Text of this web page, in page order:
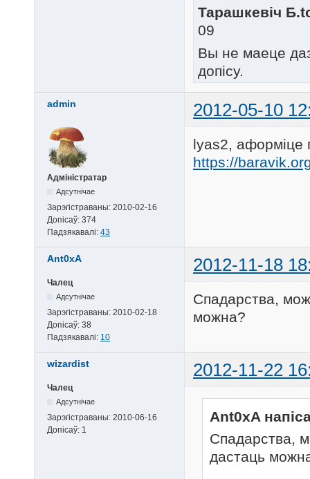
Тарашкевіч
09
Вы не маеце
допісу.
admin 2012-05-10
Адміністратар
Адсутнічае
Зарэгістраваны: 2010-02-16
Допісаў: 374
Падзякавалі: 43
lyas2, аформіце
https://
Ant0xA 2012-11-18
Чалец
Адсутнічае
Зарэгістраваны: 2010-02-18
Допісаў: 38
Падзякавалі: 10
Спадарства,
можна?
wizardist 2012-11-22
Чалец
Адсутнічае
Зарэгістраваны: 2010-06-16
Допісаў: 1
Ant0xA
Спадарства,
дастаць